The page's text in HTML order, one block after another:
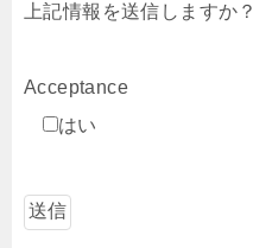
上記情報を送信しますか？
Acceptance
はい